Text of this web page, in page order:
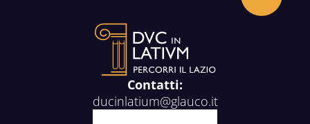
Contatti:
ducinlatium@glauco.it
Torna in alto